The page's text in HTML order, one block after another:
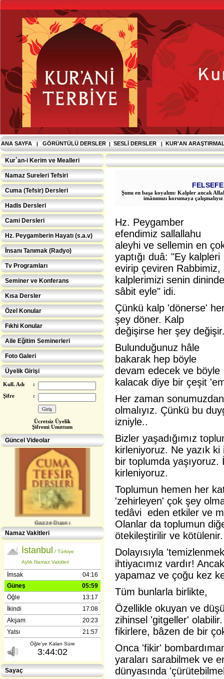
ANA SAYFA | GÖRÜNTÜLÜ DERSLER | SESLI DERSLER | KUR'AN
Kur`an-i Kerim ve Mealleri
Namaz Sureleri Tefsiri
Cuma (Tefsir) Dersleri
Hadis Dersleri
Cami Dersleri
Hz. Peygamberin Hayatı (s.a.v)
İnsanı Tanımak (Radyo)
Tv Programları
Seminer ve Konferans
Kısa Dersler
Özel Konular
Fıkhi Konular
Aile Eğitim Seminerleri
Foto Galeri
Üyelik Girişi
Kull. Adı :
Şifre :
Ücretsiz Üyelik
Şifremi Unuttum
Güncel Videolar
Eğitimcilere ÖZEL
Gazze Duası
Gençlerle İletişim (Günışığı-
Reşitpaşa​) Abdülhamit Kahraman
Namaz Vakitleri
Sayaç
Şunu en başa koyalım: Kalpler ancak
imânımızı korumaya
Hz. Peygamber
efendimiz sallallahu
aleyhi ve sellemin en
yaptığı duâ: "Ey kalpleri
evirip çeviren Rabbimiz,
kalplerimizi senin dininde
sâbit eyle" idi.
Çünkü kalp 'dönerse'
şey döner. Kalp
değişirse her şey
Bulunduğunuz hâle
bakarak hep böyle
devam edecek ve böyle
kalacak diye bir çeşit
Her zaman
olmalıyız. Çünkü bu
izniyle..
Bizler yaşadığımız
kirleniyoruz. Ne yazık ki
bir toplumda
kirleniyoruz.
Toplumun hemen her
'zehirleyen' çok şey
tedâvi eden etkiler ve
Olanlar da toplumun
ötekileştirilir ve kötülenir.
Dolayısıyla
ihtiyacımız vardır!
yapamaz ve çoğu kez
Tüm bunlarla birlikte,
Özellikle okuyan ve
zihinsel 'gitgeller'
fikirlere, bâzen de bir
Onca 'fikir'
yaraları sarabilmek ve
dünyasında